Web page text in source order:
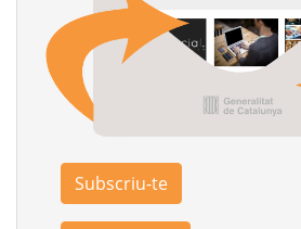
Subscriu-te